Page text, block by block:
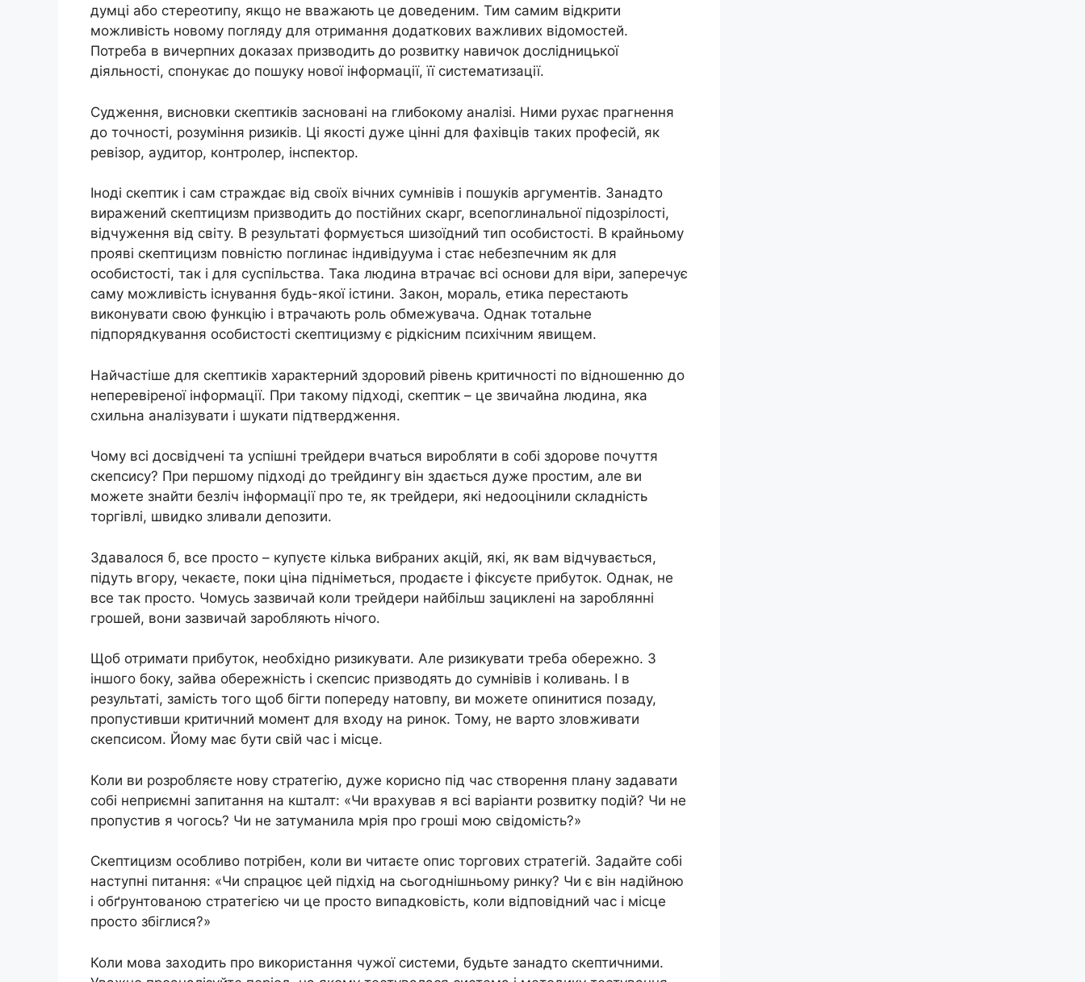
думці або стереотипу, якщо не вважають це доведеним. Тим самим відкрити
можливість новому погляду для отримання додаткових важливих відомостей.
Потреба в вичерпних доказах призводить до розвитку навичок дослідницької
діяльності, спонукає до пошуку нової інформації, її систематизації.
Судження, висновки скептиків засновані на глибокому аналізі. Ними рухає прагнення
до точності, розуміння ризиків. Ці якості дуже цінні для фахівців таких професій, як
ревізор, аудитор, контролер, інспектор.
Іноді скептик і сам страждає від своїх вічних сумнівів і пошуків аргументів. Занадто
виражений скептицизм призводить до постійних скарг, всепоглинальної підозрілості,
відчуження від світу. В результаті формується шизоїдний тип особистості. В крайньому
прояві скептицизм повністю поглинає індивідуума і стає небезпечним як для
особистості, так і для суспільства. Така людина втрачає всі основи для віри, заперечує
саму можливість існування будь-якої істини. Закон, мораль, етика перестають
виконувати свою функцію і втрачають роль обмежувача. Однак тотальне
підпорядкування особистості скептицизму є рідкісним психічним явищем.
Найчастіше для скептиків характерний здоровий рівень критичності по відношенню до
неперевіреної інформації. При такому підході, скептик – це звичайна людина, яка
схильна аналізувати і шукати підтвердження.
Чому всі досвідчені та успішні трейдери вчаться виробляти в собі здорове почуття
скепсису? При першому підході до трейдингу він здається дуже простим, але ви
можете знайти безліч інформації про те, як трейдери, які недооцінили складність
торгівлі, швидко зливали депозити.
Здавалося б, все просто – купуєте кілька вибраних акцій, які, як вам відчувається,
підуть вгору, чекаєте, поки ціна підніметься, продаєте і фіксуєте прибуток. Однак, не
все так просто. Чомусь зазвичай коли трейдери найбільш зациклені на зароблянні
грошей, вони зазвичай заробляють нічого.
Щоб отримати прибуток, необхідно ризикувати. Але ризикувати треба обережно. З
іншого боку, зайва обережність і скепсис призводять до сумнівів і коливань. І в
результаті, замість того щоб бігти попереду натовпу, ви можете опинитися позаду,
пропустивши критичний момент для входу на ринок. Тому, не варто зловживати
скепсисом. Йому має бути свій час і місце.
Коли ви розробляєте нову стратегію, дуже корисно під час створення плану задавати
собі неприємні запитання на кшталт: «Чи врахував я всі варіанти розвитку подій? Чи не
пропустив я чогось? Чи не затуманила мрія про гроші мою свідомість?»
Скептицизм особливо потрібен, коли ви читаєте опис торгових стратегій. Задайте собі
наступні питання: «Чи спрацює цей підхід на сьогоднішньому ринку? Чи є він надійною
і обґрунтованою стратегією чи це просто випадковість, коли відповідний час і місце
просто збіглися?»
Коли мова заходить про використання чужої системи, будьте занадто скептичними.